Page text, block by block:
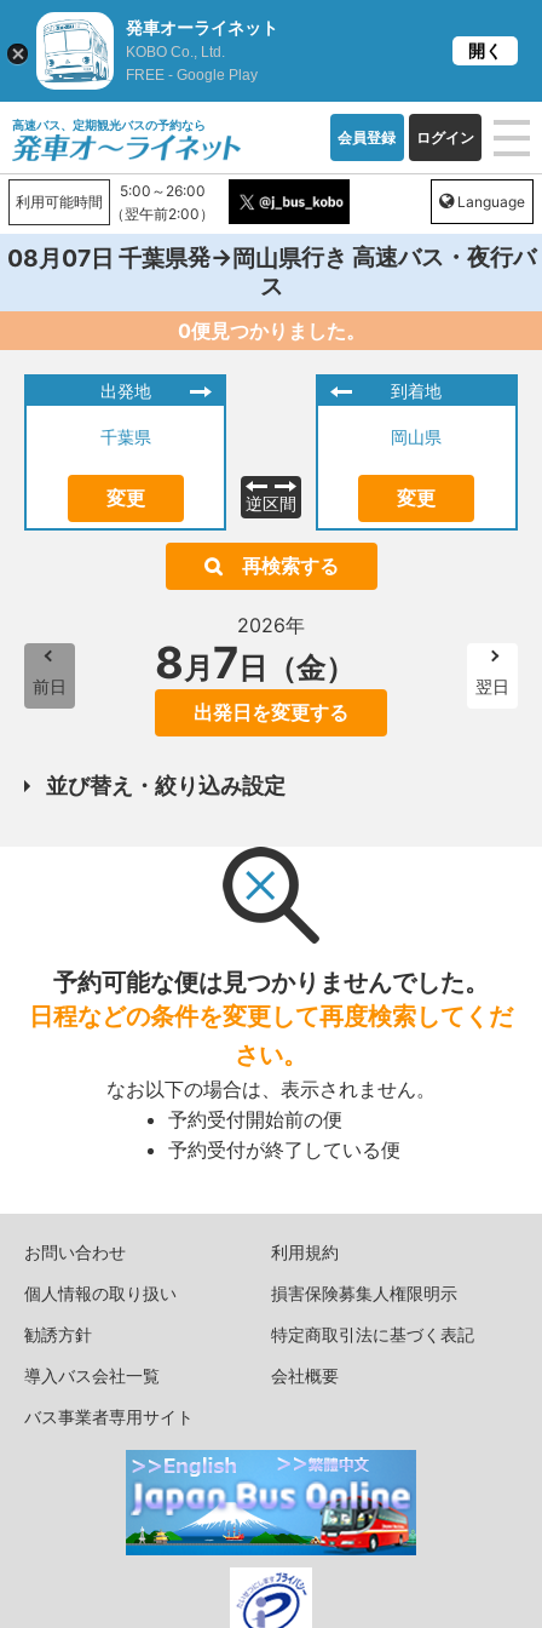
高速バス、定期観光バスの予約なら
会員登録 ログイン
利用可能時間
5:00～26:00
（翌午前2:00）
Language
08月07日 千葉県発→岡山県行き 高速バス・夜行バ
ス
0便見つかりました。
出発地
千葉県
変更 逆区間
到着地
岡山県
変更
再検索する
前日
2026年
8月 7 日（金）
出発日を変更する
翌日
並び替え・絞り込み設定
予約可能な便は見つかりませんでした。
日程などの条件を変更して再度検索してくだ
さい。
なお以下の場合は、表示されません。
予約受付開始前の便
予約受付が終了している便
お問い合わせ
利用規約
個人情報の取り扱い
損害保険募集人権限明示
勧誘方針
特定商取引法に基づく表記
導入バス会社一覧
会社概要
バス事業者専用サイト
発車オーライネット
KOBO Co., Ltd.
FREE - Google Play
開く